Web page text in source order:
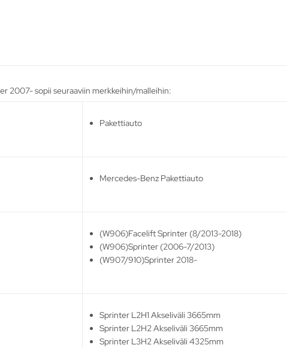
2007- sopii seuraaviin merkkeihin/malleihin:
Pakettiauto
Mercedes-Benz Pakettiauto
(W906)Facelift Sprinter (8/2013-2018)
(W906)Sprinter (2006-7/2013)
(W907/910)Sprinter 2018-
Sprinter L2H1 Akseliväli 3665mm
Sprinter L2H2 Akseliväli 3665mm
Sprinter L3H2 Akseliväli 4325mm